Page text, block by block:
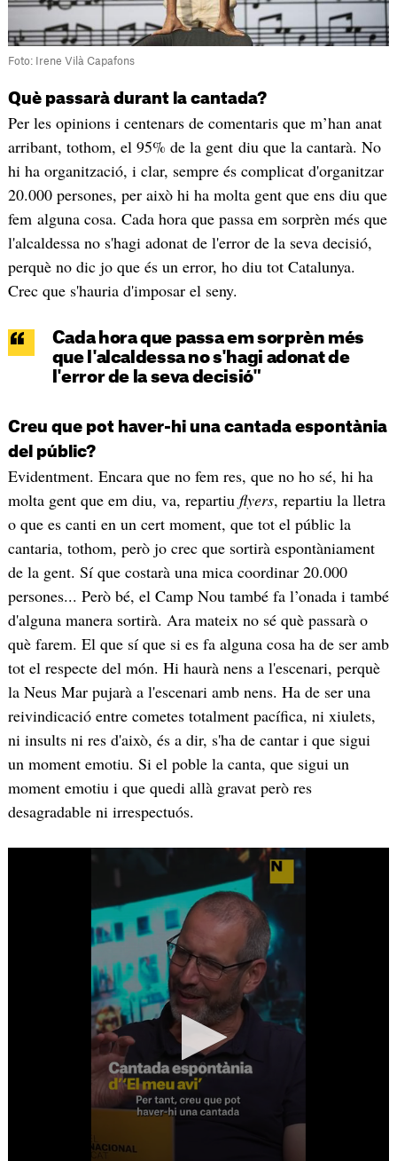
Foto: Irene Vilà Capafons
Què passarà durant la cantada?
Per les opinions i centenars de comentaris que m’han anat
arribant, tothom, el 95% de la gent diu que la cantarà. No
hi ha organització, i clar, sempre és complicat d'organitzar
20.000 persones, per això hi ha molta gent que ens diu que
fem alguna cosa. Cada hora que passa em sorprèn més que
l'alcaldessa no s'hagi adonat de l'error de la seva decisió,
perquè no dic jo que és un error, ho diu tot Catalunya.
Crec que s'hauria d'imposar el seny.
Cada hora que passa em sorprèn més
que l'alcaldessa no s'hagi adonat de
l'error de la seva decisió"
Creu que pot haver-hi una cantada espontània
del públic?
Evidentment. Encara que no fem res, que no ho sé, hi ha
molta gent que em diu, va, repartiu flyers, repartiu la lletra
o que es canti en un cert moment, que tot el públic la
cantaria, tothom, però jo crec que sortirà espontàniament
de la gent. Sí que costarà una mica coordinar 20.000
persones... Però bé, el Camp Nou també fa l’onada i també
d'alguna manera sortirà. Ara mateix no sé què passarà o
què farem. El que sí que si es fa alguna cosa ha de ser amb
tot el respecte del món. Hi haurà nens a l'escenari, perquè
la Neus Mar pujarà a l'escenari amb nens. Ha de ser una
reivindicació entre cometes totalment pacífica, ni xiulets,
ni insults ni res d'això, és a dir, s'ha de cantar i que sigui
un moment emotiu. Si el poble la canta, que sigui un
moment emotiu i que quedi allà gravat però res
desagradable ni irrespectuós.